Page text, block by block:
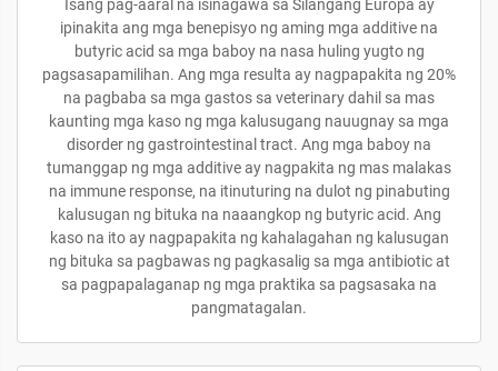
Isang pag-aaral na isinagawa sa Silangang Europa ay
ipinakita ang mga benepisyo ng aming mga additive na
butyric acid sa mga baboy na nasa huling yugto ng
pagsasapamilihan. Ang mga resulta ay nagpapakita ng 20%
na pagbaba sa mga gastos sa veterinary dahil sa mas
kaunting mga kaso ng mga kalusugang nauugnay sa mga
disorder ng gastrointestinal tract. Ang mga baboy na
tumanggap ng mga additive ay nagpakita ng mas malakas
na immune response, na itinuturing na dulot ng pinabuting
kalusugan ng bituka na naaangkop ng butyric acid. Ang
kaso na ito ay nagpapakita ng kahalagahan ng kalusugan
ng bituka sa pagbawas ng pagkasalig sa mga antibiotic at
sa pagpapalaganap ng mga praktika sa pagsasaka na
pangmatagalan.